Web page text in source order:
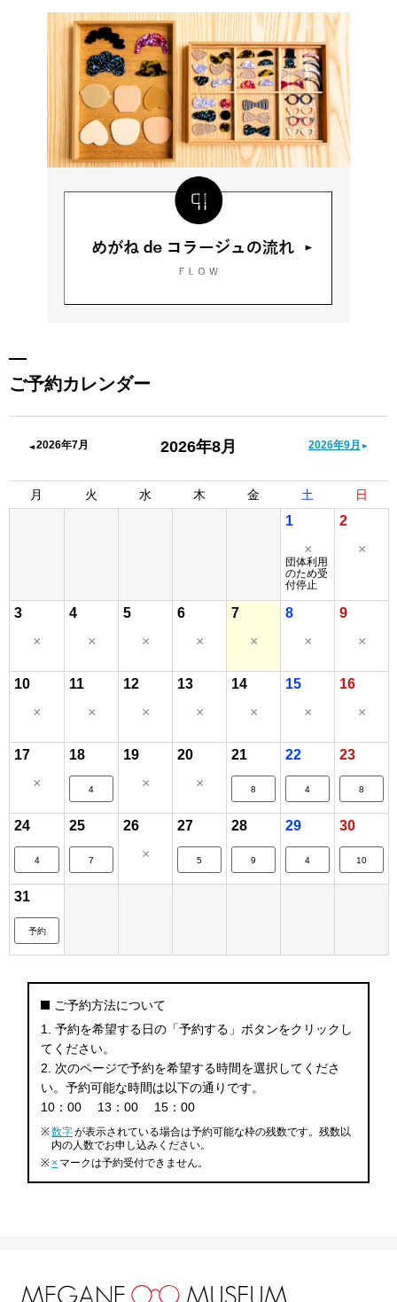
ご予約カレンダー
2026年8月
2026年7月 2026年9月
月 火 水 木 金 土 日
1
×
団体利用
のため受
付停止
2
×
3
×
4
×
5
×
6
×
7
×
8
×
9
×
10
×
11
×
12
×
13
×
14
×
15
×
16
×
17
×
18
4
19
×
20
×
21
8
22
4
23
8
24
4
25
7
26
×
27
5
28
9
29
4
30
10
31
予約
ご予約方法について
1. 予約を希望する日の「予約する」ボタンをクリックし
てください。
2. 次のページで予約を希望する時間を選択してくださ
い。予約可能な時間は以下の通りです。
10：00
13：00 15：00
※数字が表示されている場合は予約可能な枠の残数です。残数以
内の人数でお申し込みください。
※ × マークは予約受付できません。